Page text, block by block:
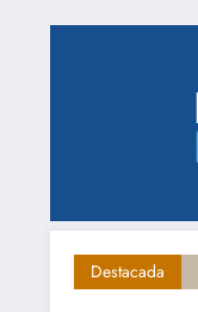
Destacada